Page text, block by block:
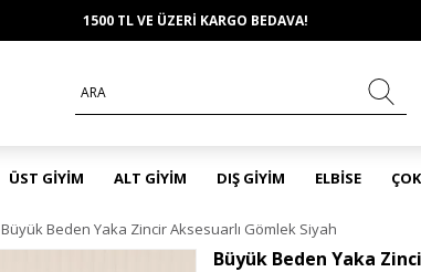
1500 TL VE ÜZERİ KARGO BEDAVA!
ÜST GİYİM ALT GİYİM DIŞ GİYİM ELBİSE
Büyük Beden Yaka Zincir Aksesuarlı Gömlek Siyah
Büyük Beden Yaka